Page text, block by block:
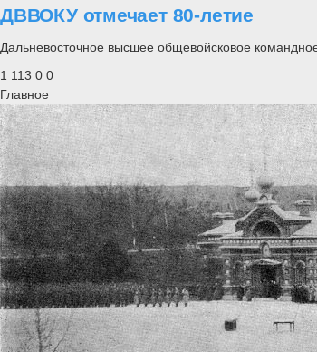
ДВВОКУ отмечает 80-летие
Дальневосточное высшее общевойсковое
1 113 0 0
Главное